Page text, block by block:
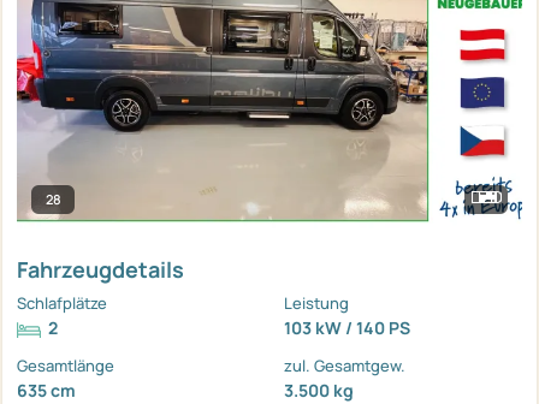
28
Fahrzeugdetails
Schlafplätze
2
Leistung
103 kW / 140 PS
Gesamtlänge
635 cm
zul. Gesamtgew.
3.500 kg